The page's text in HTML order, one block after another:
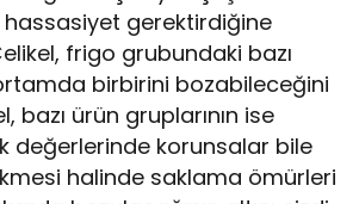
gerektirdiğine
frigo grubundaki bazı
birbirini bozabileceğini
bazı ürün gruplarının ise
değerlerinde korunsalar bile
halinde saklama ömürleri